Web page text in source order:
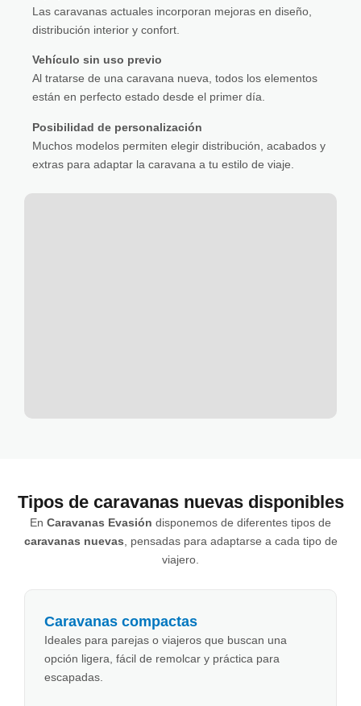
Las caravanas actuales incorporan mejoras en diseño,
distribución interior y confort.
Vehículo sin uso previo
Al tratarse de una caravana nueva, todos los elementos
están en perfecto estado desde el primer día.
Posibilidad de personalización
Muchos modelos permiten elegir distribución, acabados y
extras para adaptar la caravana a tu estilo de viaje.
Tipos de caravanas nuevas disponibles
En Caravanas Evasión disponemos de diferentes tipos de
caravanas nuevas , pensadas para adaptarse a cada tipo de
viajero.
Caravanas compactas
Ideales para parejas o viajeros que buscan una
opción ligera, fácil de remolcar y práctica para
escapadas.